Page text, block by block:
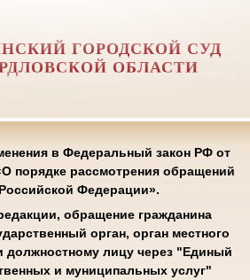
ГОРОДСКОЙ СУД
ОБЛАСТИ
в Федеральный закон РФ от
порядке рассмотрения обращений
Федерации».
обращение гражданина
орган, орган местного
должностному лицу через "Единый
и муниципальных услуг"